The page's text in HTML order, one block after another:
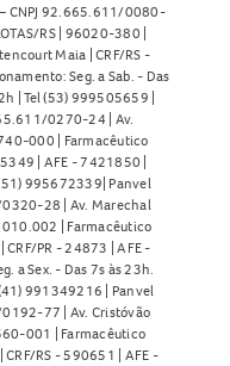
CNPJ 92.665.611/0080-
RS | 96020-380 |
Maia | CRF/RS -
Seg. a Sab. - Das
| Tel (53) 999505659 |
0270-24 | Av.
000 | Farmacêutico
| AFE - 7421850 |
995672339| Panvel
28 | Av. Marechal
| Farmacêutico
CRF/PR - 24873 | AFE -
a Sex. - Das 7s às 23h.
991349216 | Panvel
77 | Av. Cristóvão
001 | Farmacêutico
RS - 590651 | AFE -